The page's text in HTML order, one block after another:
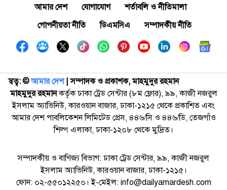
আমার দেশ যোগাযোগ
শর্তাবলি ও নীতিমালা
গোপনীয়তা নীতি
ডিএমসিএ সম্পাদকীয় নীতি
স্বত্ব: ©️আমার দেশ| সম্পাদক ও প্রকাশক, মাহমুদুর রহমান
মাহমুদুর রহমানকর্তৃক ঢাকা ট্রেড সেন্টার (৮ম ফ্লোর), ৯৯, কাজী নজরুল
ইসলাম অ্যাভিনিউ, কারওয়ান বাজার, ঢাকা-১২১৫ থেকে প্রকাশিত এবং
আমার দেশ পাবলিকেশন লিমিটেড প্রেস, ৪৪৬/সি ও ৪৪৬/ডি, তেজগাঁও
শিল্প এলাকা, ঢাকা-১২০৮ থেকে মুদ্রিত।
সম্পাদকীয় ও বাণিজ্য বিভাগ: ঢাকা ট্রেড সেন্টার, ৯৯, কাজী নজরুল
ইসলাম অ্যাভিনিউ, কারওয়ান বাজার, ঢাকা-১২১৫।
ফোন: ০২-৫৫০১২২৫০। ই-মেইল: info@dailyamardesh.com